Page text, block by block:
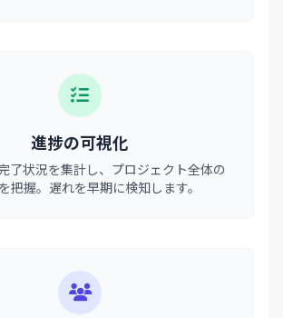
進捗の可視化
了状況を集計し、プロジェクト全体の
把握。遅れを早期に検知します。